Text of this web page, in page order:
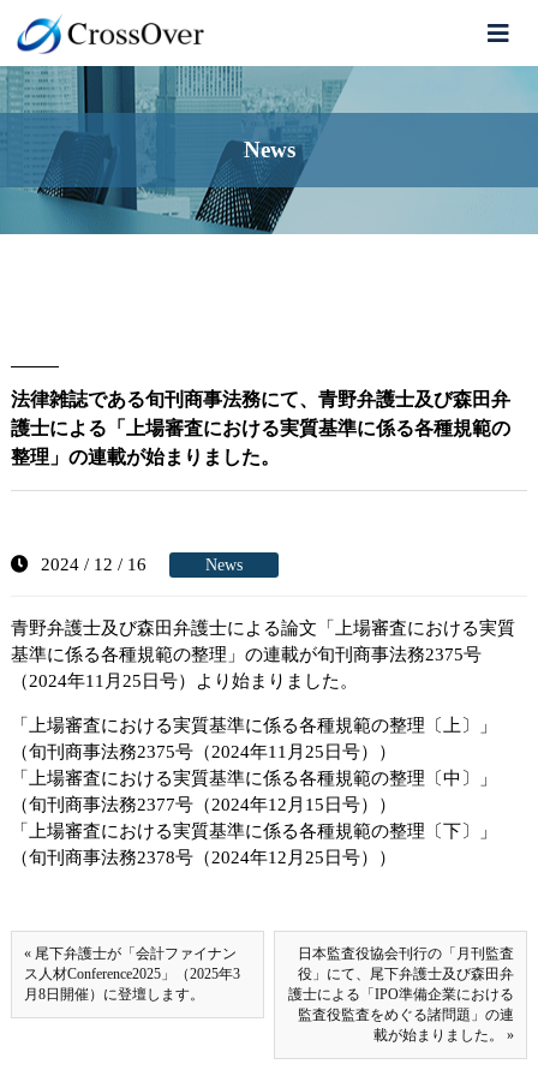
News
法律雑誌である旬刊商事法務にて、青野弁護士及び森田弁
護士による「上場審査における実質基準に係る各種規範の
整理」の連載が始まりました。
2024 / 12 / 16 News
青野弁護士及び森田弁護士による論文「上場審査における実質
基準に係る各種規範の整理」の連載が旬刊商事法務2375号
（2024年11月25日号）より始まりました。
「上場審査における実質基準に係る各種規範の整理〔上〕」
（旬刊商事法務2375号（2024年11月25日号））
「上場審査における実質基準に係る各種規範の整理〔中〕」
（旬刊商事法務2377号（2024年12月15日号））
「上場審査における実質基準に係る各種規範の整理〔下〕」
（旬刊商事法務2378号（2024年12月25日号））
« 尾下弁護士が「会計ファイナン
ス人材Conference2025」（2025年3
月8日開催）に登壇します。
日本監査役協会刊行の「月刊監査
役」にて、尾下弁護士及び森田弁
護士による「IPO準備企業における
監査役監査をめぐる諸問題」の連
載が始まりました。 »